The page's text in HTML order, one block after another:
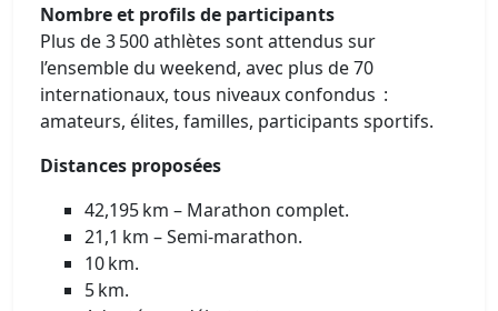
Nombre et profils de participants
Plus de 3 500 athlètes sont attendus sur
l’ensemble du weekend, avec plus de 70
internationaux, tous niveaux confondus :
amateurs, élites, familles, participants sportifs.
Distances proposées
42,195 km – Marathon complet.
21,1 km – Semi-marathon.
10 km.
5 km.